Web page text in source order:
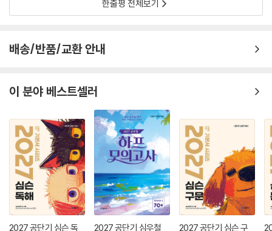
한줄평 전체보기
배송/반품/교환 안내
이 분야 베스트셀러
2027 공단기 심슨 독
2027 공단기 심우철
2027 공단기 심슨 구